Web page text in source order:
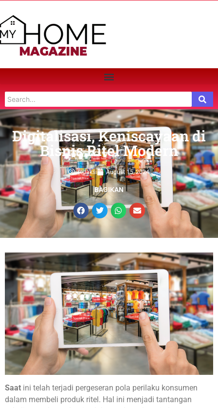
Digitalisasi, Keniscayaan di
Bisnis Ritel Modern
redaksi August 15, 2024
BAGIKAN
Saat ini telah terjadi pergeseran pola perilaku konsumen
dalam membeli produk ritel. Hal ini menjadi tantangan